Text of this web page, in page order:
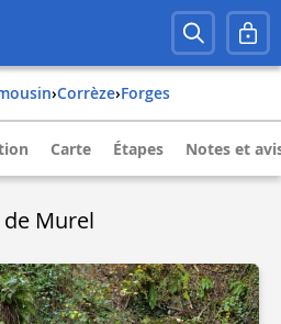
› corrèze› forges
Carte Étapes Notes et
de Murel